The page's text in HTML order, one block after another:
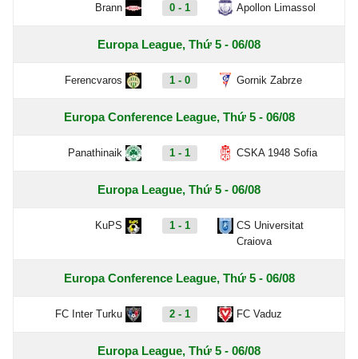
Brann 0 - 1 Apollon Limassol
Europa League, Thứ 5 - 06/08
Ferencvaros 1 - 0 Gornik Zabrze
Europa Conference League, Thứ 5 - 06/08
Panathinaik 1 - 1 CSKA 1948 Sofia
Europa League, Thứ 5 - 06/08
KuPS 1 - 1
CS Universitat
Craiova
Europa Conference League, Thứ 5 - 06/08
FC Inter Turku 2 - 1 FC Vaduz
Europa League, Thứ 5 - 06/08